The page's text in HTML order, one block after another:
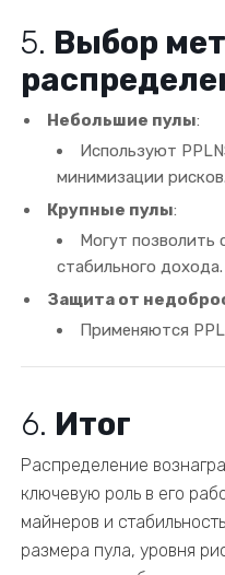
5. Выбор
Небольшие пулы:
Используют
минимизации рисков.
Крупные пулы:
Могут позволить
стабильного дохода.
Защита от
Применяются
6. Итог
Распределение
ключевую роль в его
майнеров и
размера пула, уровня